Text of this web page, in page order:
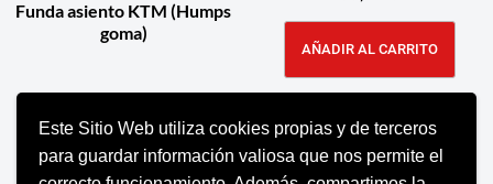
Este Sitio Web utiliza cookies propias y de terceros
para guardar información valiosa que nos permite el
Funda asiento KTM (Humps
goma)
SELECCIONAR OPCIONES
AÑADIR AL CARRITO